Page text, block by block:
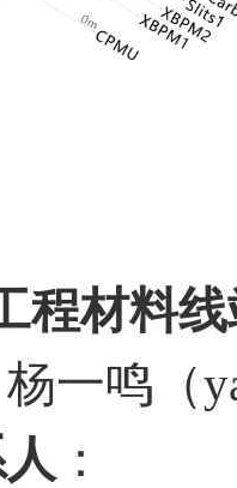
程材料
杨一鸣（
：